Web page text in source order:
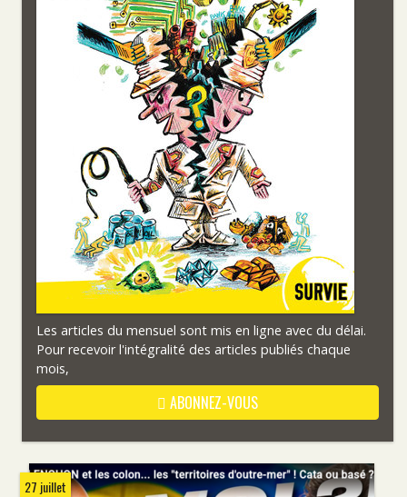
Les articles du mensuel sont mis en ligne avec du délai.
Pour recevoir l'intégralité des articles publiés chaque
mois,
ABONNEZ-VOUS
27 juillet